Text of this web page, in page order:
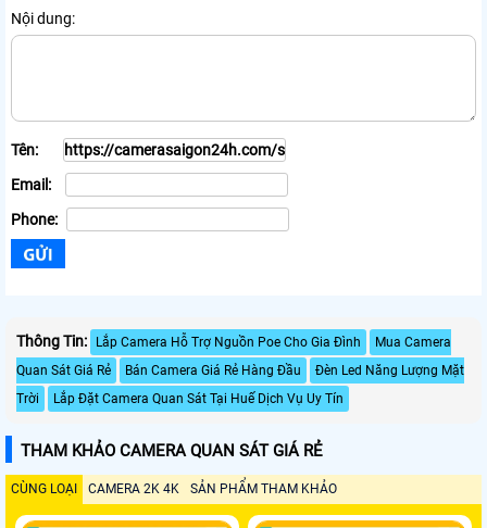
Nội dung:
Tên:
Email:
Phone:
Thông Tin: Lắp Camera Hỗ Trợ Nguồn Poe Cho Gia Đình
Mua Camera
Quan Sát Giá Rẻ
Bán Camera Giá Rẻ Hàng Đầu
Đèn Led Năng Lượng Mặt
Trời
Lắp Đặt Camera Quan Sát Tại Huế Dịch Vụ Uy Tín
THAM KHẢO CAMERA QUAN SÁT GIÁ RẺ
CÙNG LOẠI CAMERA 2K 4K SẢN PHẨM THAM KHẢO